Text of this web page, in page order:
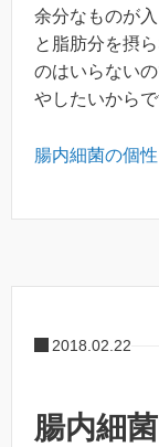
余分なものが
と脂肪分を摂
のはいらない
やしたいからで
腸内細菌の個性
2018.02.22
腸内細